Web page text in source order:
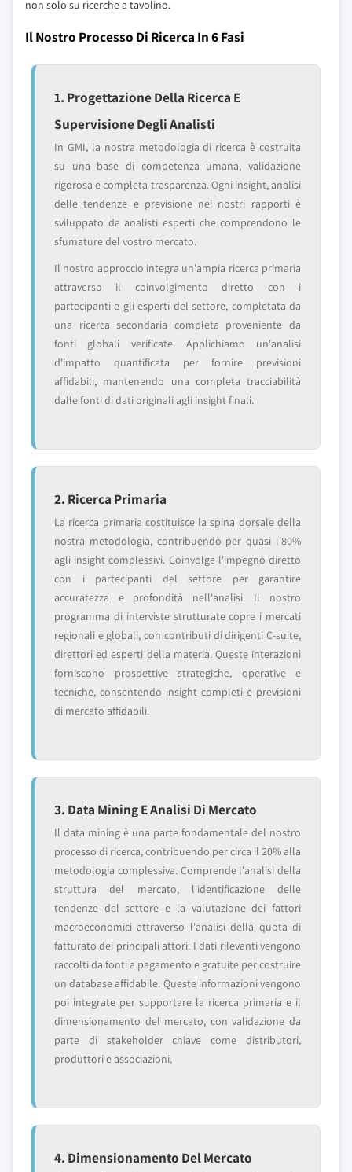
non solo su ricerche a tavolino.
Il Nostro Processo Di Ricerca In 6 Fasi
1. Progettazione Della Ricerca E
Supervisione Degli Analisti
In GMI, la nostra metodologia di ricerca è costruita
su una base di competenza umana, validazione
rigorosa e completa trasparenza. Ogni insight, analisi
delle tendenze e previsione nei nostri rapporti è
sviluppato da analisti esperti che comprendono le
sfumature del vostro mercato.
Il nostro approccio integra un'ampia ricerca primaria
attraverso il coinvolgimento diretto con i
partecipanti e gli esperti del settore, completata da
una ricerca secondaria completa proveniente da
fonti globali verificate. Applichiamo un'analisi
d'impatto quantificata per fornire previsioni
affidabili, mantenendo una completa tracciabilità
dalle fonti di dati originali agli insight finali.
2. Ricerca Primaria
La ricerca primaria costituisce la spina dorsale della
nostra metodologia, contribuendo per quasi l'80%
agli insight complessivi. Coinvolge l'impegno diretto
con i partecipanti del settore per garantire
accuratezza e profondità nell'analisi. Il nostro
programma di interviste strutturate copre i mercati
regionali e globali, con contributi di dirigenti C-suite,
direttori ed esperti della materia. Queste interazioni
forniscono prospettive strategiche, operative e
tecniche, consentendo insight completi e previsioni
di mercato affidabili.
3. Data Mining E Analisi Di Mercato
Il data mining è una parte fondamentale del nostro
processo di ricerca, contribuendo per circa il 20% alla
metodologia complessiva. Comprende l'analisi della
struttura del mercato, l'identificazione delle
tendenze del settore e la valutazione dei fattori
macroeconomici attraverso l'analisi della quota di
fatturato dei principali attori. I dati rilevanti vengono
raccolti da fonti a pagamento e gratuite per costruire
un database affidabile. Queste informazioni vengono
poi integrate per supportare la ricerca primaria e il
dimensionamento del mercato, con validazione da
parte di stakeholder chiave come distributori,
produttori e associazioni.
4. Dimensionamento Del Mercato